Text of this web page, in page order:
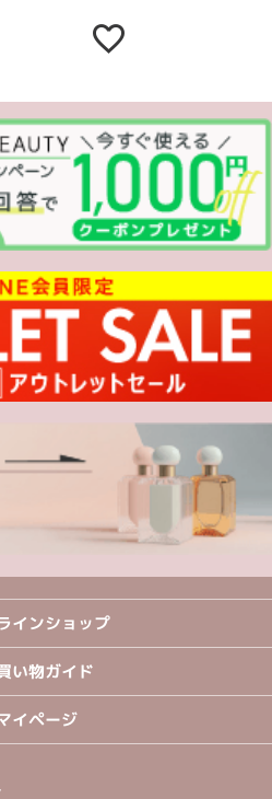
インショップ
い物ガイド
イページ